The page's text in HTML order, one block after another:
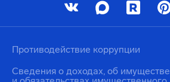
Противодействие коррупции
Сведения о доходах, об имуществе